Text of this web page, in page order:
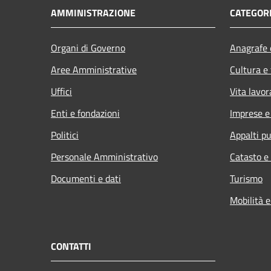
AMMINISTRAZIONE
Organi di Governo
Aree Amministrative
Uffici
Enti e fondazioni
Politici
Personale Amministrativo
Documenti e dati
Cultura
Vita
Imprese
Appalti
Catasto
Turismo
Mobilità
CONTATTI